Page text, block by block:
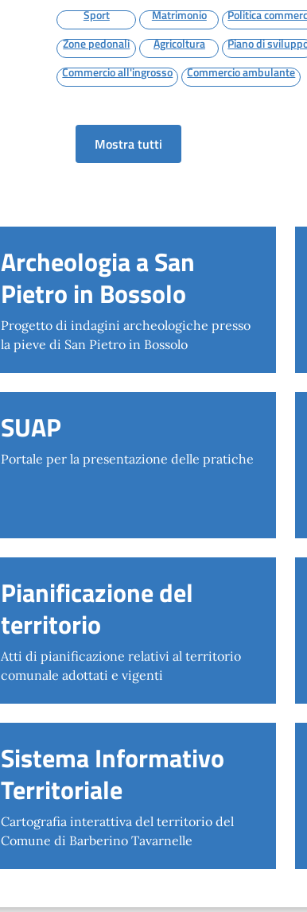
Sport Matrimonio
Politica
Zone pedonali
Agricoltura
Piano di
Commercio all'ingrosso
Commercio ambulante
Mostra tutti
Archeologia a San
Pietro in Bossolo
Progetto di indagini archeologiche presso
la pieve di San Pietro in Bossolo
SUAP
Portale per la presentazione delle pratiche
Pianificazione del
territorio
Atti di pianificazione relativi al territorio
comunale adottati e vigenti
Sistema Informativo
Territoriale
Cartografia interattiva del territorio del
Comune di Barberino Tavarnelle